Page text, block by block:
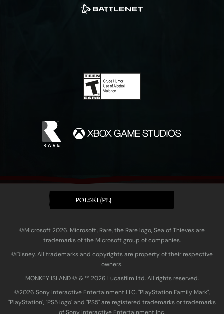
POLSKI (PL)
©Microsoft 2026. Microsoft, Rare, the Rare logo, Sea of Thieves are
trademarks of the Microsoft group of companies.
©Disney. All trademarks and copyrights are property of their respective
owners.
MONKEY ISLAND © & ™ 20‍26 Lucasfilm Ltd. All rights reserved.
©2026 Sony Interactive Entertainment LLC. "PlayStation Family Mark",
"PlayStation", "PS5 logo" and "PS5" are registered trademarks or trademarks